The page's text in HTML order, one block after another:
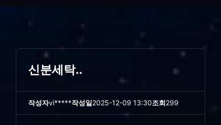
신분세탁..
작성자vi*****작성일2025-12-09 13:30조회299